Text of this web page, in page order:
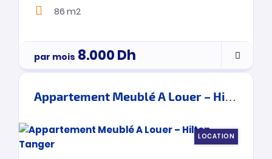
86 m2
par mois 8.000Dh
Appartement Meublé A Louer – Hilton – Tanger
LOCATION